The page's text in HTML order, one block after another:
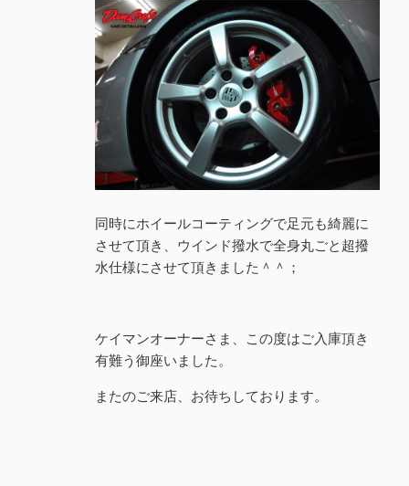
同時にホイールコーティングで足元も綺麗に
させて頂き、ウインド撥水で全身丸ごと超撥
水仕様にさせて頂きました＾＾；
ケイマンオーナーさま、この度はご入庫頂き
有難う御座いました。
またのご来店、お待ちしております。